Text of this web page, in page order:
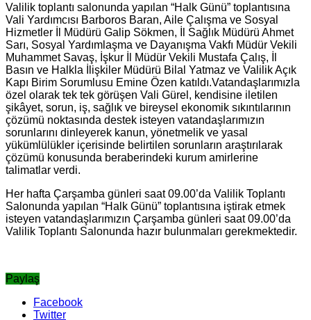
Valilik toplantı salonunda yapılan “Halk Günü” toplantısına
Vali Yardımcısı Barboros Baran, Aile Çalışma ve Sosyal
Hizmetler İl Müdürü Galip Sökmen, İl Sağlık Müdürü Ahmet
Sarı, Sosyal Yardımlaşma ve Dayanışma Vakfı Müdür Vekili
Muhammet Savaş, İşkur İl Müdür Vekili Mustafa Çalış, İl
Basın ve Halkla İlişkiler Müdürü Bilal Yatmaz ve Valilik Açık
Kapı Birim Sorumlusu Emine Özen katıldı.Vatandaşlarımızla
özel olarak tek tek görüşen Vali Gürel, kendisine iletilen
şikâyet, sorun, iş, sağlık ve bireysel ekonomik sıkıntılarının
çözümü noktasında destek isteyen vatandaşlarımızın
sorunlarını dinleyerek kanun, yönetmelik ve yasal
yükümlülükler içerisinde belirtilen sorunların araştırılarak
çözümü konusunda beraberindeki kurum amirlerine
talimatlar verdi.
Her hafta Çarşamba günleri saat 09.00’da Valilik Toplantı
Salonunda yapılan “Halk Günü” toplantısına iştirak etmek
isteyen vatandaşlarımızın Çarşamba günleri saat 09.00’da
Valilik Toplantı Salonunda hazır bulunmaları gerekmektedir.
Paylaş
Facebook
Twitter